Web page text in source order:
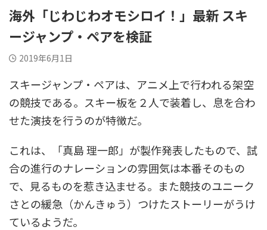
海外「じわじわオモシロイ！」最新 スキ
ージャンプ・ペアを検証
2019年6月1日
スキージャンプ・ペアは、アニメ上で行われる架空
の競技である。スキー板を２人で装着し、息を合わ
せた演技を行うのが特徴だ。
これは、「真島 理一郎」が製作発表したもので、試
合の進行のナレーションの雰囲気は本番そのもの
で、見るものを惹き込ませる。また競技のユニーク
さとの緩急（かんきゅう）つけたストーリーがうけ
ているようだ。